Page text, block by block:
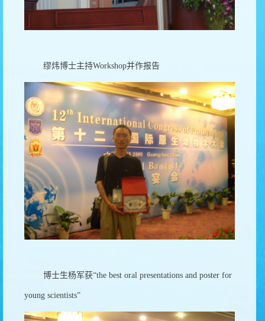
缪炜博士主持Workshop并作报告
博士生杨军获“the best oral presentations and poster for
young scientists”